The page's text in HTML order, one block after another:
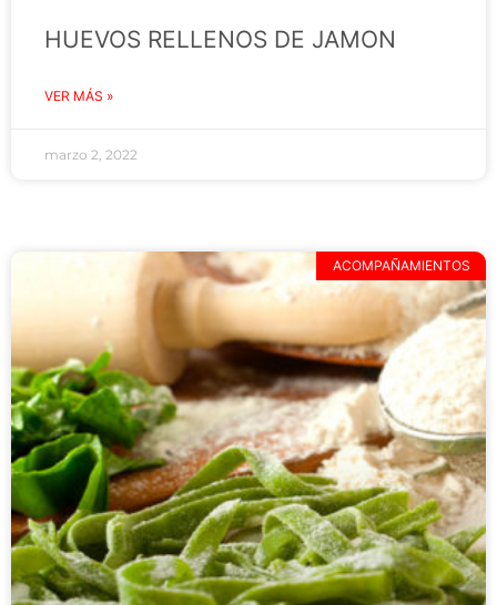
HUEVOS RELLENOS DE JAMON
VER MÁS »
marzo 2, 2022
ACOMPAÑAMIENTOS